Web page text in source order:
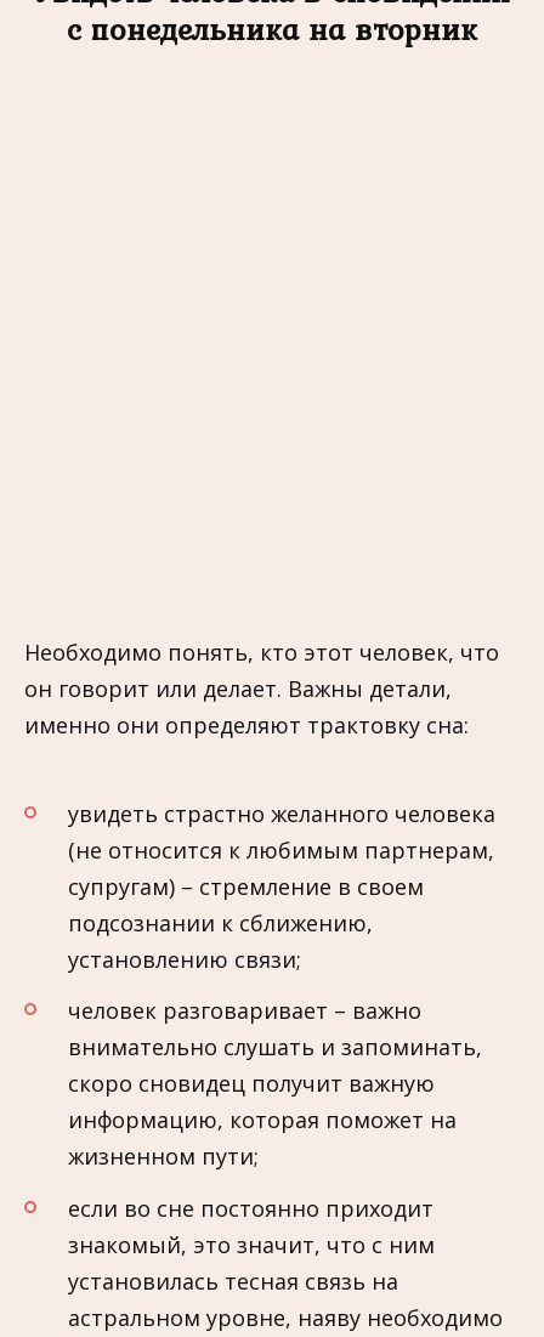
с понедельника на вторник
Необходимо понять, кто этот человек, что
он говорит или делает. Важны детали,
именно они определяют трактовку сна:
увидеть страстно желанного человека
(не относится к любимым партнерам,
супругам) – стремление в своем
подсознании к сближению,
установлению связи;
человек разговаривает – важно
внимательно слушать и запоминать,
скоро сновидец получит важную
информацию, которая поможет на
жизненном пути;
если во сне постоянно приходит
знакомый, это значит, что с ним
установилась тесная связь на
астральном уровне, наяву необходимо